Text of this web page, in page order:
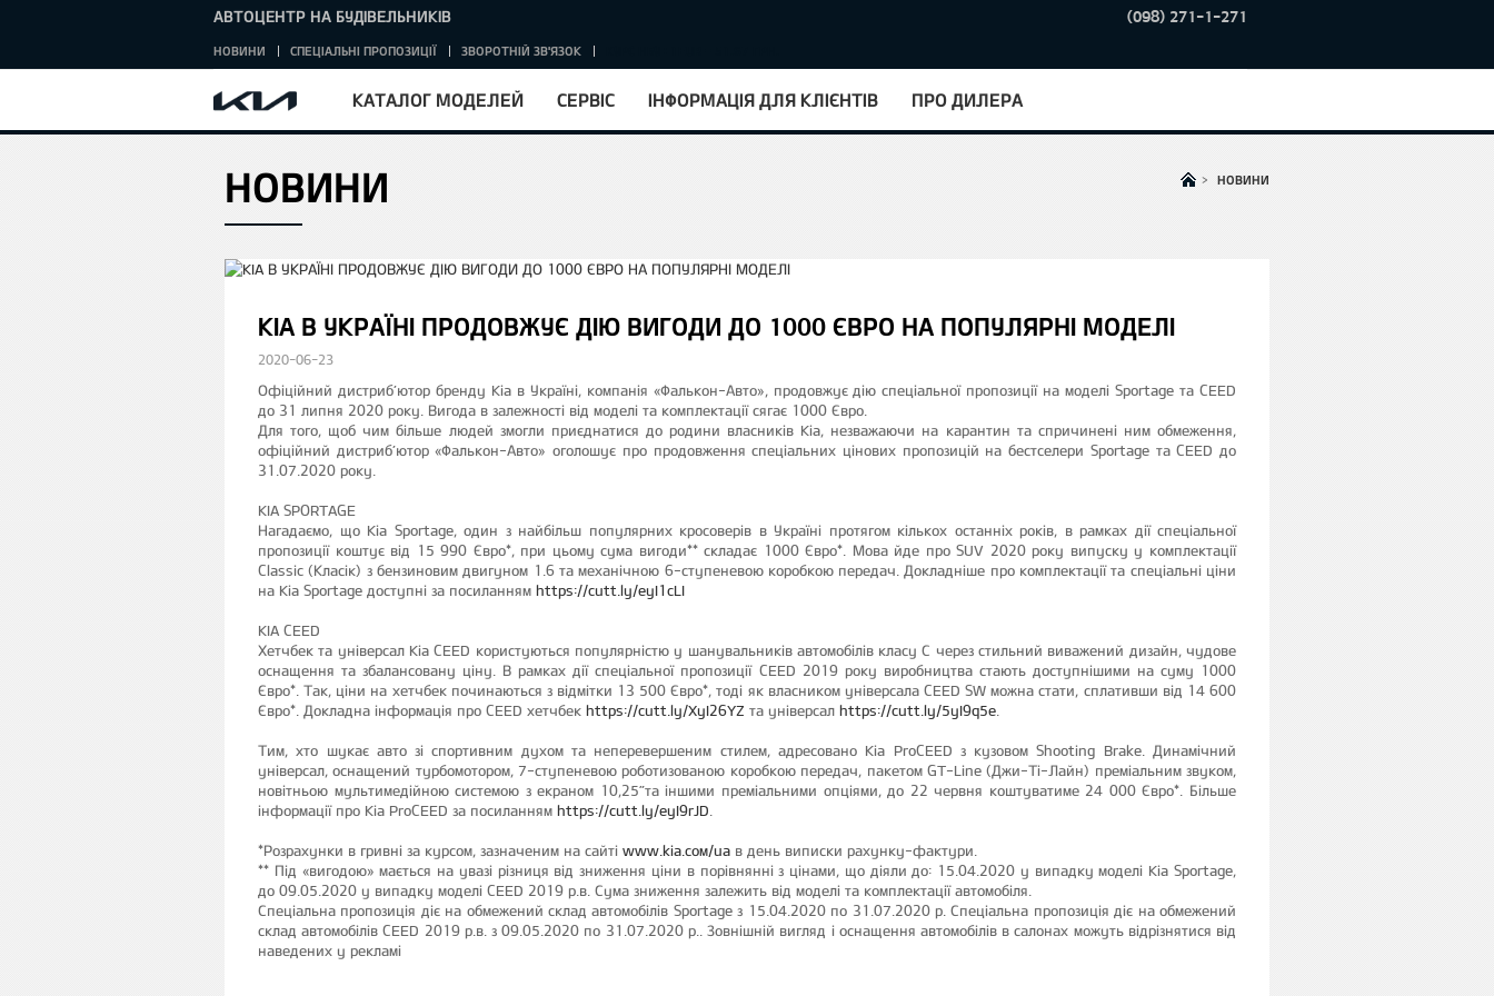
КАТАЛОГ МОДЕЛЕЙ СЕРВІС ІНФОРМАЦІЯ ДЛЯ КЛІЄНТІВ ПРО ДИЛЕРА
АВТОЦЕНТР НА БУДІВЕЛЬНИКІВ (098) 271-1-271
НОВИНИ СПЕЦІАЛЬНІ ПРОПОЗИЦІЇ ЗВОРОТНІЙ ЗВ'ЯЗОК
> НОВИНИ
НОВИНИ
KIA В УКРАЇНІ ПРОДОВЖУЄ ДІЮ ВИГОДИ ДО 1000 ЄВРО НА ПОПУЛЯРНІ МОДЕЛІ
2020-06-23
Офіційний дистриб’ютор бренду Kia в Україні, компанія «Фалькон-Авто», продовжує дію спеціальної пропозиції на моделі Sportage та CEED
до 31 липня 2020 року. Вигода в залежності від моделі та комплектації сягає 1000 Євро.
Для того, щоб чим більше людей змогли приєднатися до родини власників Kia, незважаючи на карантин та спричинені ним обмеження,
офіційний дистриб’ютор «Фалькон-Авто» оголошує про продовження спеціальних цінових пропозицій на бестселери Sportage та CEED до
31.07.2020 року.
KIA SPORTAGE
Нагадаємо, що Kia Sportage, один з найбільш популярних кросоверів в Україні протягом кількох останніх років, в рамках дії спеціальної
пропозиції коштує від 15 990 Євро*, при цьому сума вигоди** складає 1000 Євро*. Мова йде про SUV 2020 року випуску у комплектації
Classic (Класік) з бензиновим двигуном 1.6 та механічною 6-ступеневою коробкою передач. Докладніше про комплектації та спеціальні ціни
на Kia Sportage доступні за посиланням https://cutt.ly/eyI1cLI
KIA CEED
Хетчбек та універсал Kia CEED користуються популярністю у шанувальників автомобілів класу С через стильний виважений дизайн, чудове
оснащення та збалансовану ціну. В рамках дії спеціальної пропозиції CEED 2019 року виробництва стають доступнішими на суму 1000
Євро*. Так, ціни на хетчбек починаються з відмітки 13 500 Євро*, тоді як власником універсала CEED SW можна стати, сплативши від 14 600
Євро*. Докладна інформація про CEED хетчбек https://cutt.ly/XyI26YZ та універсал https://cutt.ly/5yI9q5e
Тим, хто шукає авто зі спортивним духом та неперевершеним стилем, адресовано Kia ProCEED з кузовом Shooting Brake. Динамічний
універсал, оснащений турбомотором, 7-ступеневою роботизованою коробкою передач, пакетом GT-Line (Джи-Ті-Лайн) преміальним звуком,
новітньою мультимедійною системою з екраном 10,25”та іншими преміальними опціями, до 22 червня коштуватиме 24 000 Євро*. Більше
інформації про Kia ProCEED за посиланням https://cutt.ly/eyI9rJD
*Розрахунки в гривні за курсом, зазначеним на сайті www.kia.сом/ua в день виписки рахунку-фактури.
** Під «вигодою» мається на увазі різниця від зниження ціни в порівнянні з цінами, що діяли до: 15.04.2020 у випадку моделі Kia Sportage,
до 09.05.2020 у випадку моделі CEED 2019 р.в. Сума зниження залежить від моделі та комплектації автомобіля.
Спеціальна пропозиція діє на обмежений склад автомобілів Sportage з 15.04.2020 по 31.07.2020 р. Спеціальна пропозиція діє на обмежений
склад автомобілів CEED 2019 р.в. з 09.05.2020 по 31.07.2020 р.. Зовнішній вигляд і оснащення автомобілів в салонах можуть відрізнятися від
наведених у рекламі